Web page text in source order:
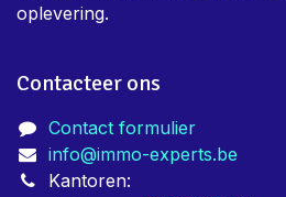
oplevering.
Contacteer ons
Contact formulier
info@immo-experts.be
Kantoren: